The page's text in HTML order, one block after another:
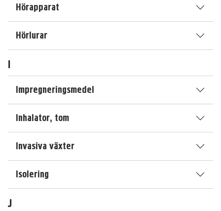
Hörapparat
Hörlurar
I
Impregneringsmedel
Inhalator, tom
Invasiva växter
Isolering
J